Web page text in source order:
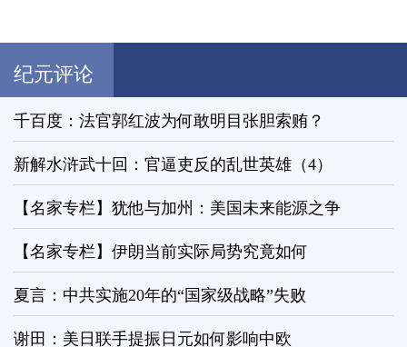
纪元评论
千百度：法官郭红波为何敢明目张胆索贿？
新解水浒武十回：官逼吏反的乱世英雄（4）
【名家专栏】犹他与加州：美国未来能源之争
【名家专栏】伊朗当前实际局势究竟如何
夏言：中共实施20年的“国家级战略”失败
谢田：美日联手提振日元如何影响中欧